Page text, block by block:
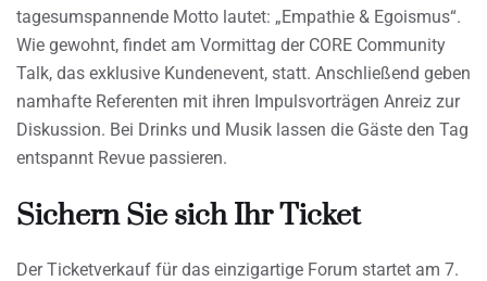
tagesumspannende Motto lautet: „Empathie & Egoismus“.
Wie gewohnt, findet am Vormittag der CORE Community
Talk, das exklusive Kundenevent, statt. Anschließend geben
namhafte Referenten mit ihren Impulsvorträgen Anreiz zur
Diskussion. Bei Drinks und Musik lassen die Gäste den Tag
entspannt Revue passieren.
Sichern Sie sich Ihr Ticket
Der Ticketverkauf für das einzigartige Forum startet am 7.